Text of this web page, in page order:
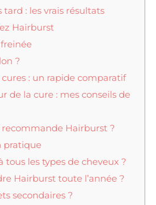
: les vrais résultats
Hairburst
?
: un rapide comparatif
de la cure : mes conseils de
recommande Hairburst ?
pratique
tous les types de cheveux ?
Hairburst toute l’année ?
secondaires ?